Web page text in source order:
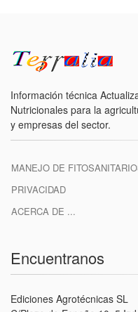
Información técnica
Nutricionales para la
y empresas del sector.
MANEJO DE
PRIVACIDAD
ACERCA DE ...
Encuentranos
Ediciones Agrotécnicas SL